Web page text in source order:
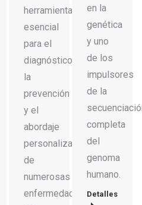
herramienta
esencial
para el
diagnóstico,
la
prevención
y el
abordaje
personalizado
de
numerosas
enfermedades.
en la
genética
y uno
de los
impulsores
de la
completa
del
genoma
humano.
Detalles